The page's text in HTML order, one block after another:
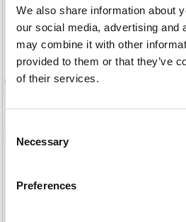
We also share information about
our social media, advertising and
may combine it with other
provided to them or that they’ve
of their services.
Selection
Necessary
Preferences
YAMAHA COVER